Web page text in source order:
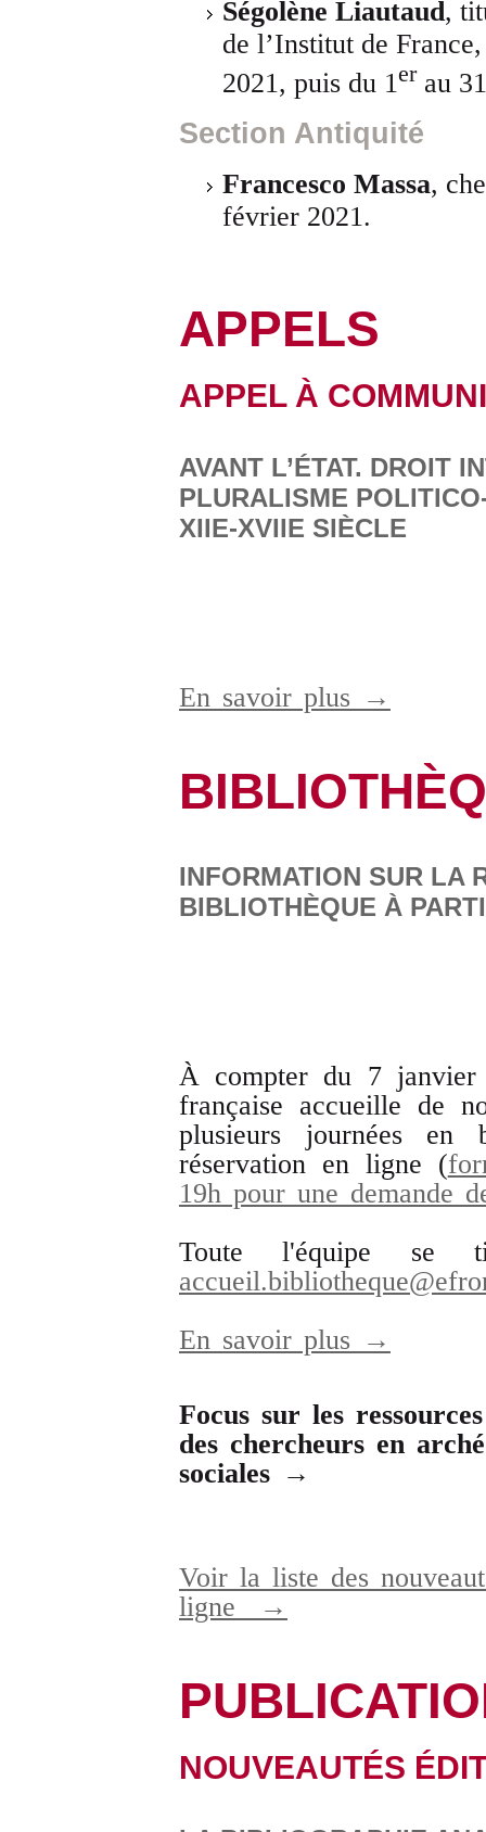
Ségolène Liautaud,
de l’Institut de
2021, puis du 1 erau
Section Antiquité
Francesco Massa,
février 2021.
APPELS
APPEL À
AVANT L’ÉTAT. DROIT
PLURALISME
XIIE-XVIIE SIÈCLE
En savoir plus →
INFORMATION SUR LA
BIBLIOTHÈQUE À
À compter du 7 janvier
française accueille de
plusieurs journées en
réservation en ligne (
19h pour une demande
Toute l'équipe se
En savoir plus →
Focus sur les
des chercheurs en
sociales →
Voir la liste des
ligne
→
NOUVEAUTÉS